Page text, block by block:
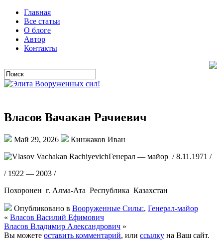
Главная
Все статьи
О блоге
Автор
Контакты
Власов Вачакан Рачиевич
Май 29, 2026
Кинжаков Иван
Генерал — майор / 8.11.1971 /
/ 1922 — 2003 /
Похоронен г. Алма-Ата Республика Казахстан
Опубликовано в Вооруженные Силы:, Генерал-майор
« Власов Василий Ефимович
Власов Владимир Александрович »
Вы можете оставить комментарий, или ссылку на Ваш сайт.